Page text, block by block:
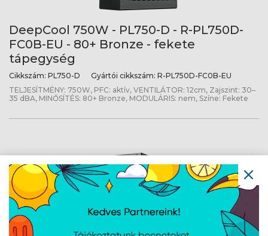
DeepCool 750W - PL750-D - R-PL750D-
FC0B-EU - 80+ Bronze - fekete
tápegység
Cikkszám: PL750-D Gyártói cikkszám: R-PL750D-FC0B-EU
TELJESÍTMÉNY: 750W, PFC: aktív, VENTILÁTOR: 12cm, Zajszint: 30–
35 dBA, MINŐSÍTÉS: 80+ Bronze, MODULÁRIS: nem, Színe: Fekete